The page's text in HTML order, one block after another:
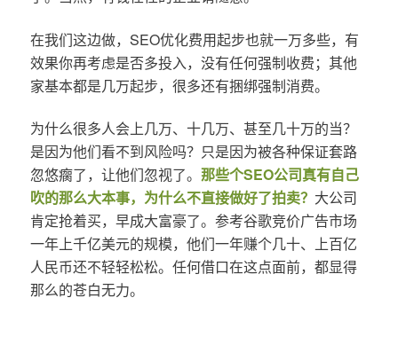
在我们这边做，SEO优化费用起步也就一万多些，有
效果你再考虑是否多投入，没有任何强制收费；其他
家基本都是几万起步，很多还有捆绑强制消费。
为什么很多人会上几万、十几万、甚至几十万的当？
是因为他们看不到风险吗？只是因为被各种保证套路
忽悠瘸了，让他们忽视了。 那些个SEO公司真有自己
吹的那么大本事，为什么不直接做好了拍卖？ 大公司
肯定抢着买，早成大富豪了。参考谷歌竞价广告市场
一年上千亿美元的规模，他们一年赚个几十、上百亿
人民币还不轻轻松松。任何借口在这点面前，都显得
那么的苍白无力。